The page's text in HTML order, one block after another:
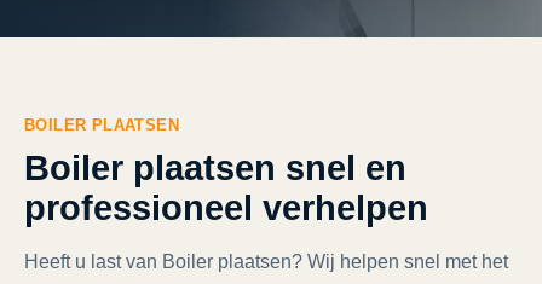
BOILER PLAATSEN
Boiler plaatsen snel en
professioneel verhelpen
Heeft u last van Boiler plaatsen? Wij helpen snel met het